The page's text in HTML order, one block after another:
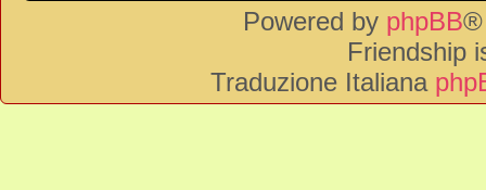
Powered by phpBB®
Friendship
Traduzione Italiana